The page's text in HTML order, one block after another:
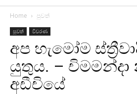
Home පුවත්
පුවත් විවරණ
අප හැමෝම
යුතුය. –
අඩීචියේ